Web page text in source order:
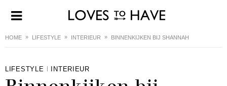
HOME LIFESTYLE INTERIEUR BINNENKIJKEN BIJ SHANNAH
LIFESTYLE INTERIEUR